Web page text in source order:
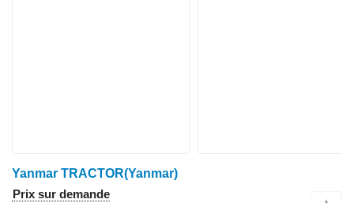
Yanmar TRACTOR(Yanmar)
Prix sur demande